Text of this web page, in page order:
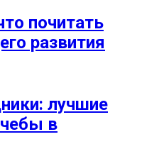
почитать
развития
лучшие
в